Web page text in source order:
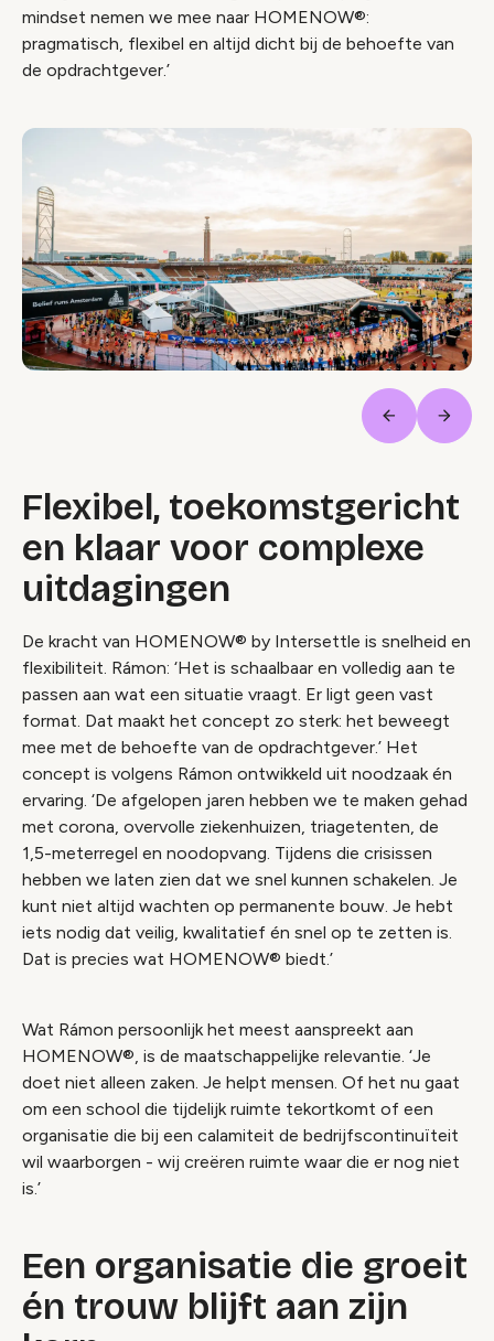
mindset nemen we mee naar HOMENOW®:
pragmatisch, flexibel en altijd dicht bij de behoefte van
de opdrachtgever.’
Vorige
Flexibel, toekomstgericht
en klaar voor complexe
uitdagingen
De kracht van HOMENOW® by Intersettle is snelheid en
flexibiliteit. Rámon: ‘Het is schaalbaar en volledig aan te
passen aan wat een situatie vraagt. Er ligt geen vast
format. Dat maakt het concept zo sterk: het beweegt
mee met de behoefte van de opdrachtgever.’ Het
concept is volgens Rámon ontwikkeld uit noodzaak én
ervaring. ‘De afgelopen jaren hebben we te maken gehad
met corona, overvolle ziekenhuizen, triagetenten, de
1,5-meterregel en noodopvang. Tijdens die crisissen
hebben we laten zien dat we snel kunnen schakelen. Je
kunt niet altijd wachten op permanente bouw. Je hebt
iets nodig dat veilig, kwalitatief én snel op te zetten is.
Dat is precies wat HOMENOW® biedt.’
Wat Rámon persoonlijk het meest aanspreekt aan
HOMENOW®, is de maatschappelijke relevantie. ‘Je
doet niet alleen zaken. Je helpt mensen. Of het nu gaat
om een school die tijdelijk ruimte tekortkomt of een
organisatie die bij een calamiteit de bedrijfscontinuïteit
wil waarborgen - wij creëren ruimte waar die er nog niet
is.’
Een organisatie die groeit
én trouw blijft aan zijn